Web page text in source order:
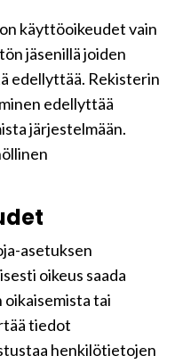
käyttöoikeudet vain
jäsenillä joiden
edellyttää. Rekisterin
edellyttää
järjestelmään.
asetuksen
oikeus saada
tai
tiedot
henkilötietojen